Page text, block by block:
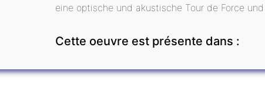
eine optische und akustische Tour de Force
Cette oeuvre est présente dans :